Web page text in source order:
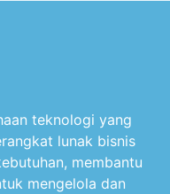
teknologi yang
lunak bisnis
membantu
mengelola dan